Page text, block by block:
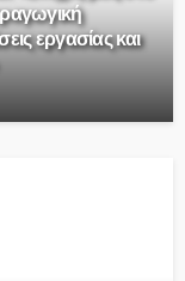
εργασίας και